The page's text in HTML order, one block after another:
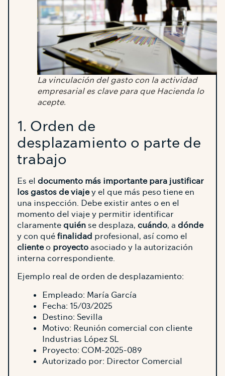
La vinculación del gasto con la actividad
empresarial es clave para que Hacienda lo
acepte.
1. Orden de
desplazamiento o parte de
trabajo
Es el documento más importante para justificar
los gastos de viajey el que más peso tiene en
una inspección. Debe existir antes o en el
momento del viaje y permitir identificar
claramentequién se desplaza, cuándo, a dónde
y con quéfinalidad profesional, así como el
clienteo proyectoasociado y la autorización
interna correspondiente.
Ejemplo real de orden de desplazamiento:
Empleado: María García
Fecha: 15/03/2025
Destino: Sevilla
Motivo: Reunión comercial con cliente
Industrias López SL
Proyecto: COM-2025-089
Autorizado por: Director Comercial